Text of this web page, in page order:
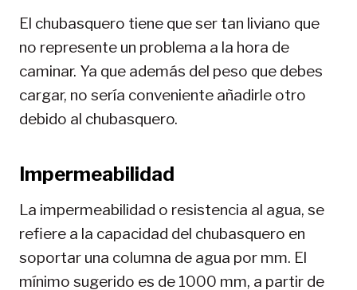
El chubasquero tiene que ser tan liviano que
no represente un problema a la hora de
caminar. Ya que además del peso que debes
cargar, no sería conveniente añadirle otro
debido al chubasquero.
Impermeabilidad
La impermeabilidad o resistencia al agua, se
refiere a la capacidad del chubasquero en
soportar una columna de agua por mm. El
mínimo sugerido es de 1000 mm, a partir de